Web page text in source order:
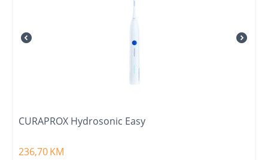
CURAPROX Hydrosonic Easy
236,70KM